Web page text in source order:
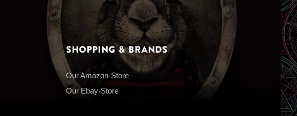
Shopping & Brands
Our Amazon-Store
Our Ebay-Store